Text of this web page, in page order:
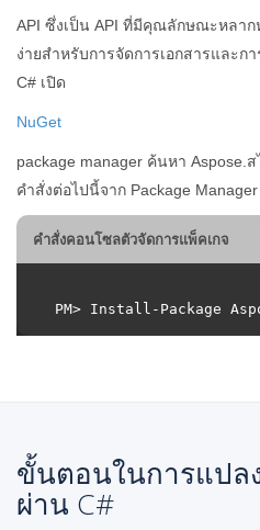
API ซึ่งเป็น API ที่มีคุณลักษณะหลา
ง่ายสำหรับการจัดการเอกสารและ
C# เปิด
NuGet
package manager ค้นหา
คำสั่งต่อไปนี้จาก Package Manager
คำสั่งคอนโซลตัวจัดการแพ็คเกจ
ขั้นตอนในการแปลง
ผ่าน C#